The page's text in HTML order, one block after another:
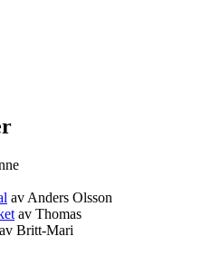
av Anders Olsson
av Thomas
av Britt-Mari